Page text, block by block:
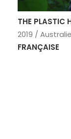
THE PLASTIC
2019 /
FRANÇAISE